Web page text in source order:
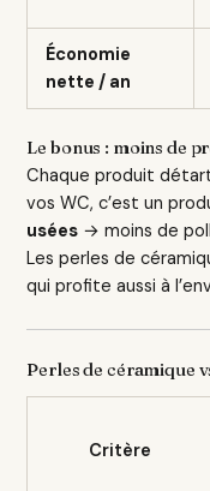
Économie
nette / an
Le bonus : moins de
Chaque produit
vos WC, c’est un
usées → moins de
Les perles de
qui profite aussi à
Perles de céramique
Critère